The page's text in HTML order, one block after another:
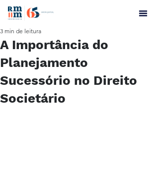
A Importância do
Planejamento
Sucessório no Direito
Societário
3 min de leitura